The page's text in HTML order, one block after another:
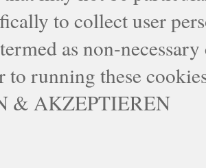
to collect user
as non-
to running these
& AKZEPTIEREN